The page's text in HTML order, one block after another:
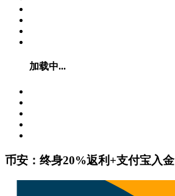
加载中...
币安：终身20%返利+支付宝入金